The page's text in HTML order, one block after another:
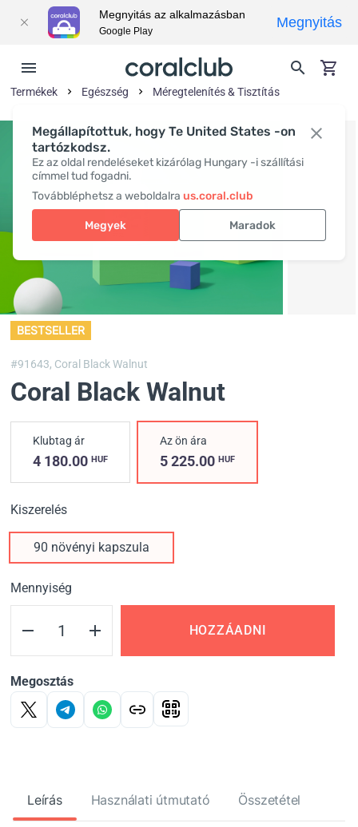
Megállapítottuk, hogy Te United States -on
tartózkodsz.
Ez az oldal rendeléseket kizárólag Hungary -i szállítási
címmel tud fogadni.
Továbbléphetsz a weboldalra us.coral.club
Megyek Maradok
Termékek Egészség Méregtelenítés & Tisztítás
BESTSELLER
#91643, Coral Black Walnut
Coral Black Walnut
Klubtag ár
4 180.00 HUF
Az ön ára
5 225.00HUF
Kiszerelés
90 növényi kapszula
Mennyiség
HOZZÁADNI
Megosztás
Leírás Használati útmutató Összetétel
Megnyitás az alkalmazásban
Google Play
Megnyitás